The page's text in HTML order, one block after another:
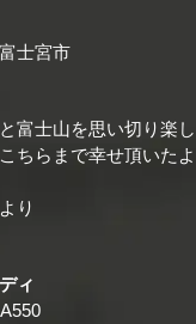
士宮市
富士山を思い切り楽
ちらまで幸せ頂いた
り
ィ